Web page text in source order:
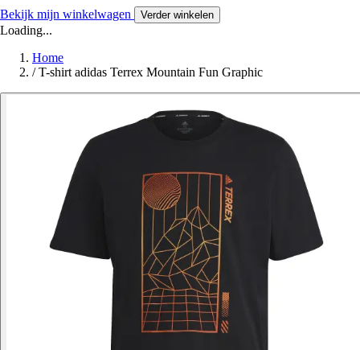
Bekijk mijn winkelwagen Verder winkelen
Loading...
Home
/ T-shirt adidas Terrex Mountain Fun Graphic